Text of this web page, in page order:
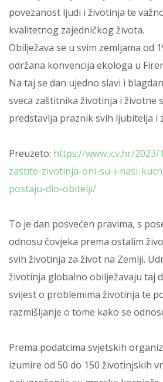
povezanost ljudi i životinja te
kvalitetnog zajedničkog života.
Obilježava se u svim zemljama od
održana konvencija ekologa u
Na taj se dan ujedno slavi i
sveca zaštitnika životinja i životne
predstavlja praznik svih ljubitelja i
Preuzeto: https://www.icv.hr/
zastite-zivotinja-oni-su-i-nasi-
postaju-dio-obitelji/
To je dan posvećen pravima, s
odnosu čovjeka prema ostalim
svih životinja za život na Zemlji.
životinja globalno obilježavaju taj
svijest o problemima životinja te
razmišljanje o tome kako se
Prema podatcima svjetskih
izumire od 50 do 150 životinjskih